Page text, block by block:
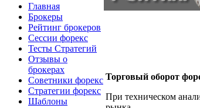
Главная
Брокеры
Рейтинг брокеров
Сессии форекс
Тесты Стратегий
Отзывы о
брокерах
Советники форекс
Стратегии форекс
Шаблоны
Торговый оборот
При техническом